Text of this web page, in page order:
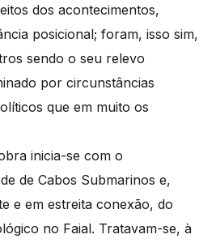
dos acontecimentos,
posicional; foram, isso sim,
sendo o seu relevo
por circunstâncias
que em muito os
inicia-se com o
de Cabos Submarinos e,
e em estreita conexão, do
no Faial. Tratavam-se, à